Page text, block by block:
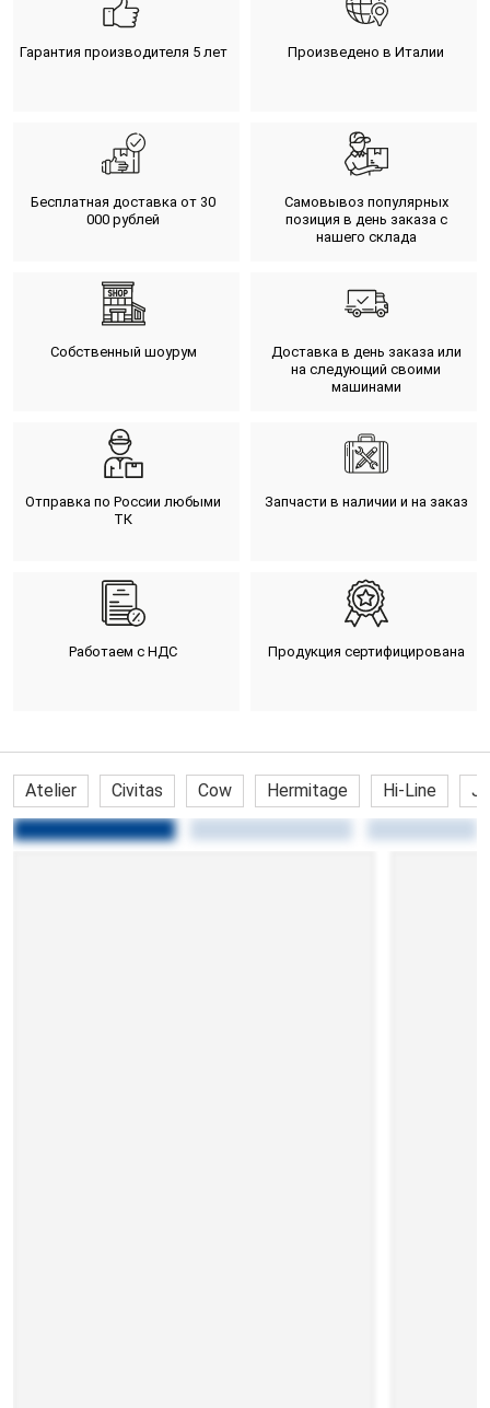
Гарантия производителя 5 лет Произведено в Италии
Бесплатная доставка от 30
000 рублей
Самовывоз популярных
позиция в день заказа с
нашего склада
Собственный шоурум
Доставка в день заказа или
на следующий своими
машинами
Отправка по России любыми
ТК
Запчасти в наличии и на заказ
Работаем с НДС Продукция сертифицирована
Atelier Civitas Cow Hermitage Hi-Line